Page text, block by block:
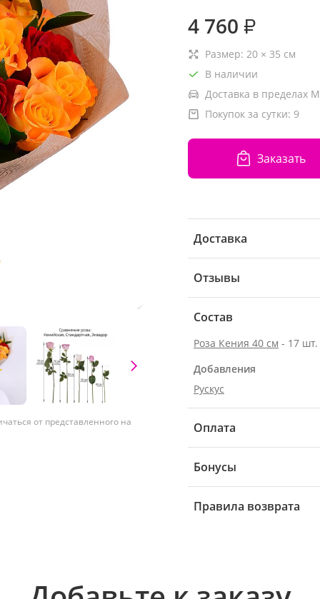
от представленного на
4 760 ₽
Размер: 20 × 35 см
В наличии
Доставка в пределах
Покупок за сутки: 9
Заказать
Доставка
Отзывы
Состав
Роза Кения 40 см - 17 шт.
Добавления
Рускус
Оплата
Бонусы
Правила возврата